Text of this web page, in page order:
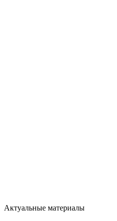
Актуальные материалы